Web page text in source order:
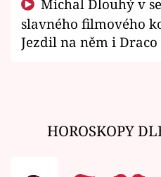
slavného filmového
Jezdil na něm i
HOROSKOPY